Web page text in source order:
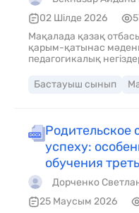
02 Шілде 2026
Мақалада қазақ
қарым-қатынас
педагогикалық
құндылықтарды
қатынас дағдыларын
педагогикалық
Бастауыш сынып
Родительское
успеху:
обучения
Дорченко
25 Маусым 2026